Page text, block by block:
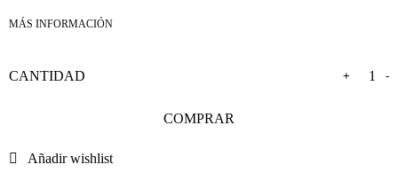
-
+
COMPRAR
Añadir wishlist